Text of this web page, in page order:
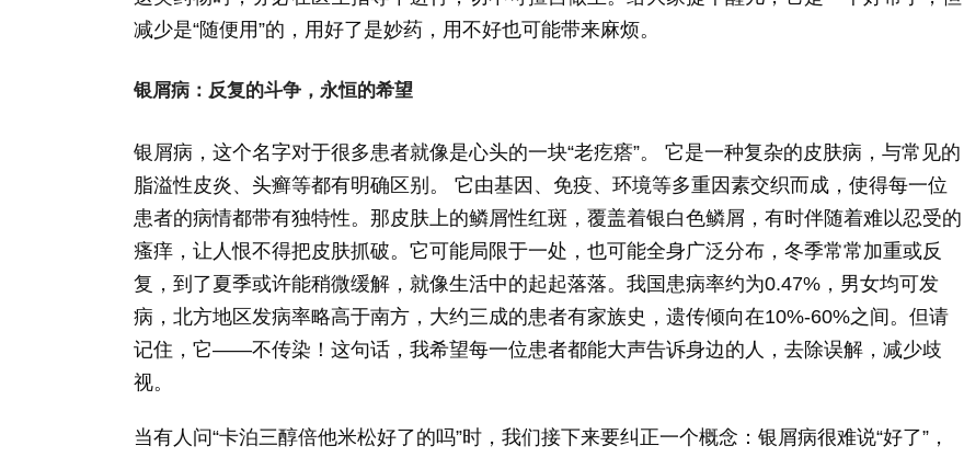
减少是“随便用”的，用好了是妙药，用不好也可能带来麻烦。
银屑病：反复的斗争，永恒的希望
银屑病，这个名字对于很多患者就像是心头的一块“老疙瘩”。 它是一种复杂的皮肤病，与常见的
脂溢性皮炎、头癣等都有明确区别。 它由基因、免疫、环境等多重因素交织而成，使得每一位
患者的病情都带有独特性。那皮肤上的鳞屑性红斑，覆盖着银白色鳞屑，有时伴随着难以忍受的
瘙痒，让人恨不得把皮肤抓破。它可能局限于一处，也可能全身广泛分布，冬季常常加重或反
复，到了夏季或许能稍微缓解，就像生活中的起起落落。我国患病率约为0.47%，男女均可发
病，北方地区发病率略高于南方，大约三成的患者有家族史，遗传倾向在10%-60%之间。但请
记住，它——不传染！这句话，我希望每一位患者都能大声告诉身边的人，去除误解，减少歧
视。
当有人问“卡泊三醇倍他米松好了的吗”时，我们接下来要纠正一个概念：银屑病很难说“好了”，